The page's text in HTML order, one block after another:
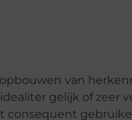
van
gelijk of zeer